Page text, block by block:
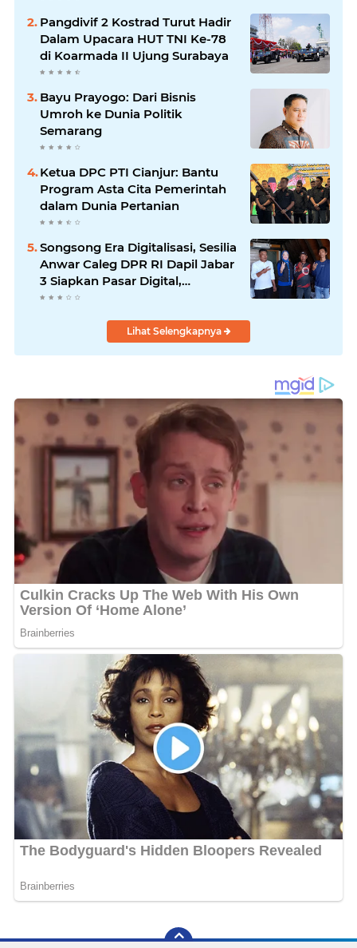
Pangdivif 2 Kostrad Turut Hadir
Dalam Upacara HUT TNI Ke-78
di Koarmada II Ujung Surabaya
Bayu Prayogo: Dari Bisnis
Umroh ke Dunia Politik
Semarang
Ketua DPC PTI Cianjur: Bantu
Program Asta Cita Pemerintah
dalam Dunia Pertanian
Songsong Era Digitalisasi, Sesilia
Anwar Caleg DPR RI Dapil Jabar
3 Siapkan Pasar Digital,
Pemasaran Komoditas Petani
Lihat Selengkapnya